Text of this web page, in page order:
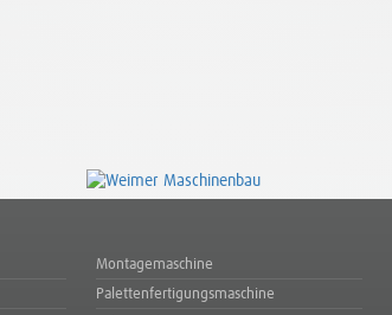
Montagemaschine
Palettenfertigungsmaschine